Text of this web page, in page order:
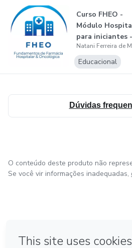
Curso FHEO -
Módulo
para iniciantes -
Aula 1
Natani Ferreira de
Educacional
Dúvidas
O conteúdo deste produto não
Se você vir informações inadequadas,